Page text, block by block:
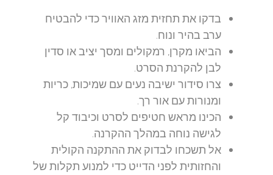
בדקו את תחזית מזג האוויר כדי להבטיח
ערב בהיר ונוח.
הביאו מקרן, רמקולים ומסך יציב או סדין
לבן להקרנת הסרט.
צרו סידור ישיבה נעים עם שמיכות, כריות
ומנורות עם אור רך.
הכינו מראש חטיפים לסרט וכיבוד קל
לגישה נוחה במהלך ההקרנה.
אל תשכחו לבדוק את ההתקנה הקולית
והחזותית לפני הדייט כדי למנוע תקלות של